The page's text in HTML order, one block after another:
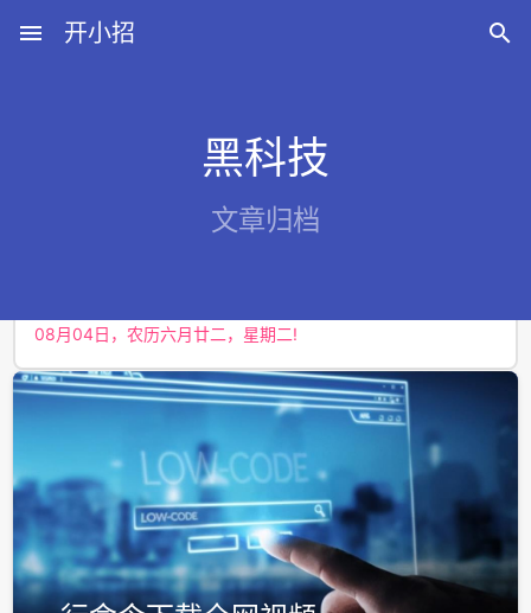
menu 开小招 
黑科技
文章归档
08月08日，农历六月廿六，星期六!
08月04日，农历六月廿二，星期二!